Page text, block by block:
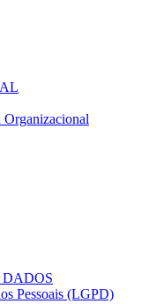
Pessoais (LGPD)